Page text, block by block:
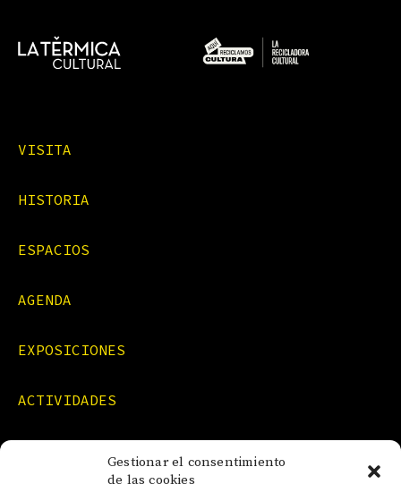
Gestionar el consentimiento
de las cookies
VISITA
HISTORIA
ESPACIOS
AGENDA
EXPOSICIONES
ACTIVIDADES